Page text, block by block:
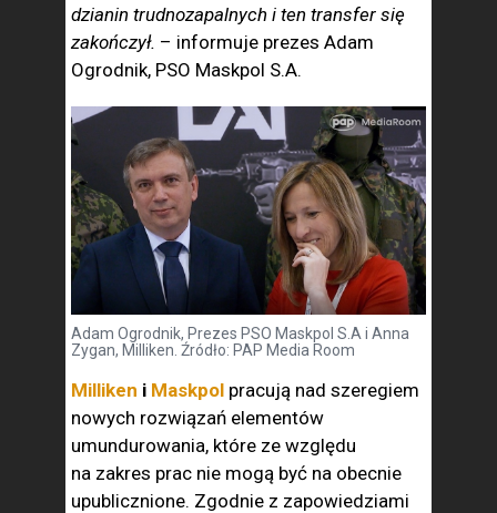
dzianin trudnozapalnych i ten transfer się
zakończył. – informuje prezes Adam
Ogrodnik, PSO Maskpol S.A.
Adam Ogrodnik, Prezes PSO Maskpol S.A i Anna
Zygan, Milliken. Źródło: PAP Media Room
Milliken i Maskpol pracują nad szeregiem
nowych rozwiązań elementów
umundurowania, które ze względu
na zakres prac nie mogą być na obecnie
upublicznione. Zgodnie z zapowiedziami